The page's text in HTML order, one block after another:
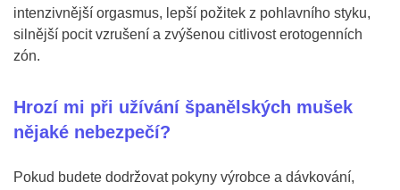
intenzivnější orgasmus, lepší požitek z pohlavního styku,
silnější pocit vzrušení a zvýšenou citlivost erotogenních
zón.
Hrozí mi při užívání španělských mušek
nějaké nebezpečí?
Pokud budete dodržovat pokyny výrobce a dávkování,